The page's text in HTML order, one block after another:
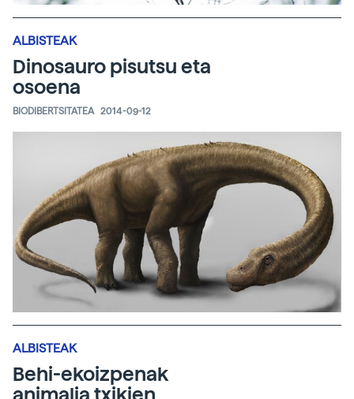
ALBISTEAK
Dinosauro pisutsu eta
osoena
BIODIBERTSITATEA 2014-09-12
ALBISTEAK
Behi-ekoizpenak